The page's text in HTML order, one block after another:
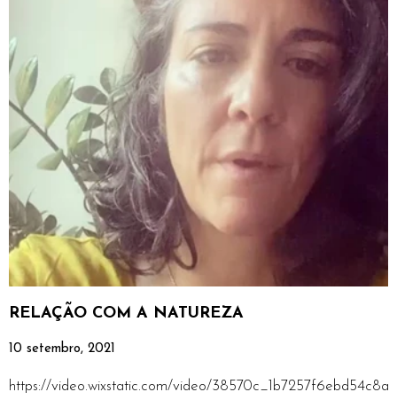
RELAÇÃO COM A NATUREZA
10 setembro, 2021
https://video.wixstatic.com/video/